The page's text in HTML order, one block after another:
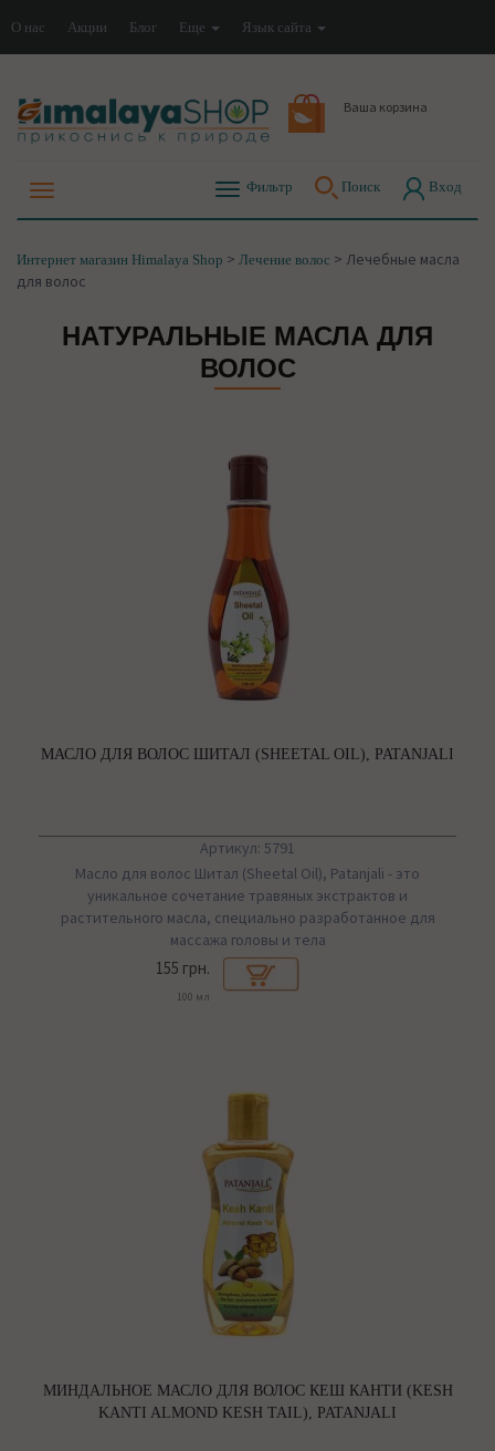
О нас Акции Блог Еще Язык сайта
Ваша корзина
Фильтр Поиск Вход
Интернет магазин Himalaya Shop > Лечение волос > Лечебные масла
для волос
НАТУРАЛЬНЫЕ МАСЛА ДЛЯ
ВОЛОС
МАСЛО ДЛЯ ВОЛОС ШИТАЛ (SHEETAL OIL), PATANJALI
Артикул: 5791
Масло для волос Шитал (Sheetal Oil), Patanjali - это
уникальное сочетание травяных экстрактов и
растительного масла, специально разработанное для
массажа головы и тела
155 грн.
100 мл
МИНДАЛЬНОЕ МАСЛО ДЛЯ ВОЛОС КЕШ КАНТИ (KESH
KANTI ALMOND KESH TAIL), PATANJALI